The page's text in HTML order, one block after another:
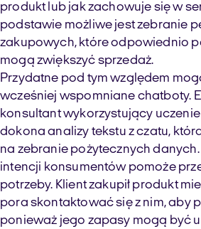
produkt lub jak zachowuje się w
podstawie możliwe jest zebranie
zakupowych, które odpowiednio
mogą zwiększyć sprzedaż.
Przydatne pod tym względem
wcześniej wspomniane chatboty.
konsultant wykorzystujący
dokona analizy tekstu z czatu,
na zebranie pożytecznych
intencji konsumentów pomoże
potrzeby. Klient zakupił produkt
pora skontaktować się z nim, aby
ponieważ jego zapasy mogą być